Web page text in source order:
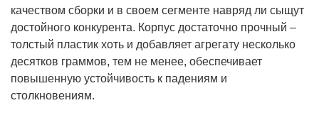
качеством сборки и в своем сегменте навряд ли сыщут
достойного конкурента. Корпус достаточно прочный –
толстый пластик хоть и добавляет агрегату несколько
десятков граммов, тем не менее, обеспечивает
повышенную устойчивость к падениям и
столкновениям.